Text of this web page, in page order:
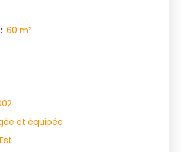
: 60 m²
et équipée